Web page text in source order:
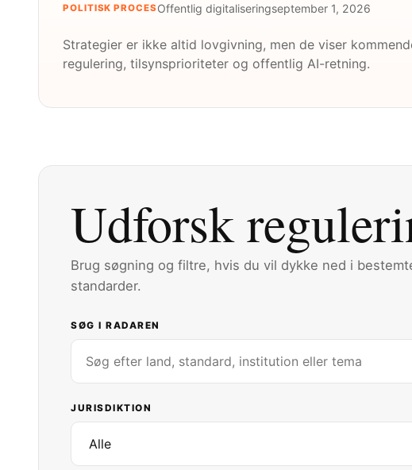
POLITISK PROCESOffentlig digitaliseringseptember 1, 2026
Strategier er ikke altid lovgivning, men de viser
regulering, tilsynsprioriteter og offentlig AI-retning.
Udforsk
Brug søgning og filtre, hvis du vil dykke ned i
standarder.
SØG I RADAREN
JURISDIKTION